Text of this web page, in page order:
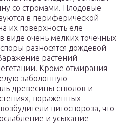
со стромами. Плодовые
в периферической
их поверхность еле
виде очень мелких точечных
разносятся дождевой
растений
Кроме отмирания
заболонную
древесины стволов и
поражённых
цитоспороза, что
и усыхание